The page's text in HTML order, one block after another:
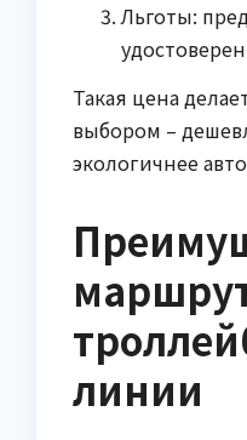
Льготы:
Такая цена
выбором –
экологичнее
линии